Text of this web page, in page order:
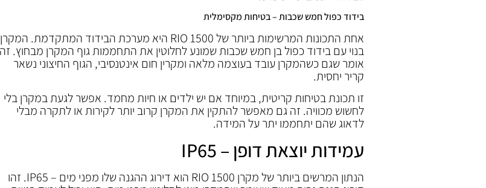
בידוד כפול חמש שכבות – בטיחות מקסימלית
אחת התכונות המרשימות ביותר של RIO 1500 היא מערכת הבידוד המתקדמת. המקרן
בנוי עם בידוד כפול בן חמש שכבות שמונע לחלוטין את התחממות גוף המקרן מבחוץ. זה
אומר שגם כשהמקרן עובד בעוצמה מלאה ומקרין חום אינטנסיבי, הגוף החיצוני נשאר
קריר יחסית.
זו תכונת בטיחות קריטית, במיוחד אם יש ילדים או חיות מחמד. אפשר לגעת במקרן בלי
לחשוש מכוויה. זה גם מאפשר להתקין את המקרן קרוב יותר לקירות או לתקרה מבלי
לדאוג שהם יתחממו יתר על המידה.
עמידות יוצאת דופן – IP65
הנתון המרשים ביותר של מקרן RIO 1500 הוא דירוג ההגנה שלו מפני מים – IP65. זהו